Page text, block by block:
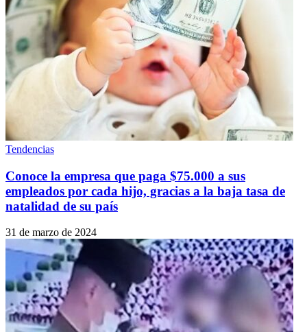
Tendencias
Conoce la empresa que paga $75.000 a sus
empleados por cada hijo, gracias a la baja tasa de
natalidad de su país
31 de marzo de 2024